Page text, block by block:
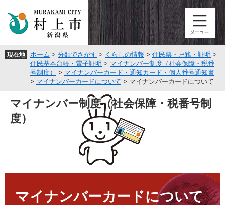
頭
飛現在地 ホーム > 分類でさがす > くらしの情報 > 住民票・戸籍・証明 >
住民基本台帳・電子証明 > マイナンバー制度（社会保障・税番
号制度）
> マイナンバーカード・通知カード・個人番号通知書
> マイナンバーカードについて > マイナンバーカードについて
マイナンバー制度（社会保障・税番号制
度）
マイナンバーカードについて